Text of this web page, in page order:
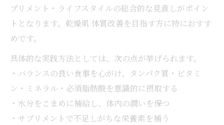
プリメント・ライフスタイルの総合的な見直しがポイン
トとなります。乾燥肌 体質改善を目指す方に特におすす
めです。
具体的な実践方法としては、次の点が挙げられます。
・バランスの良い食事を心がけ、タンパク質・ビタミ
ン・ミネラル・必須脂肪酸を意識的に摂取する
・水分をこまめに補給し、体内の潤いを保つ
・サプリメントで不足しがちな栄養素を補う